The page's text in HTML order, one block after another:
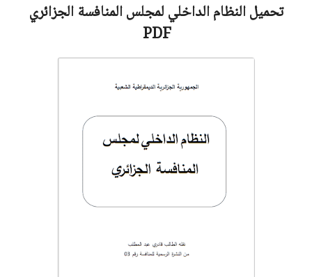
تحميل النظام الداخلي لمجلس المنافسة الجزائري
PDF